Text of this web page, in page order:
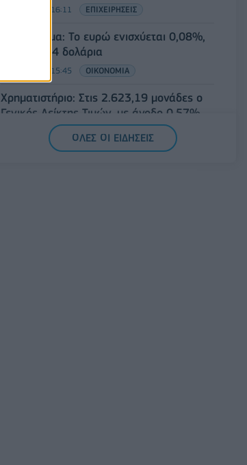
07/08/2026 - 16:11 ΕΠΙΧΕΙΡΗΣΕΙΣ
Συνάλλαγμα: Το ευρώ ενισχύεται 0,08%,
στα 1,1534 δολάρια
07/08/2026 - 15:45 ΟΙΚΟΝΟΜΙΑ
Χρηματιστήριο: Στις 2.623,19 μονάδες ο
Γενικός Δείκτης Τιμών, με άνοδο 0,57%
07/08/2026 - 15:21 ΟΙΚΟΝΟΜΙΑ
ΟΛΕΣ ΟΙ ΕΙΔΗΣΕΙΣ